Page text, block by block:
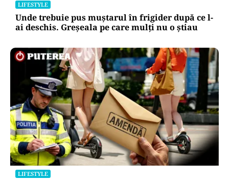
LIFESTYLE
Unde trebuie pus muștarul în frigider după ce l-
ai deschis. Greșeala pe care mulți nu o știau
LIFESTYLE